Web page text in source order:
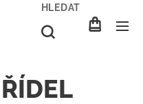
HLEDAT